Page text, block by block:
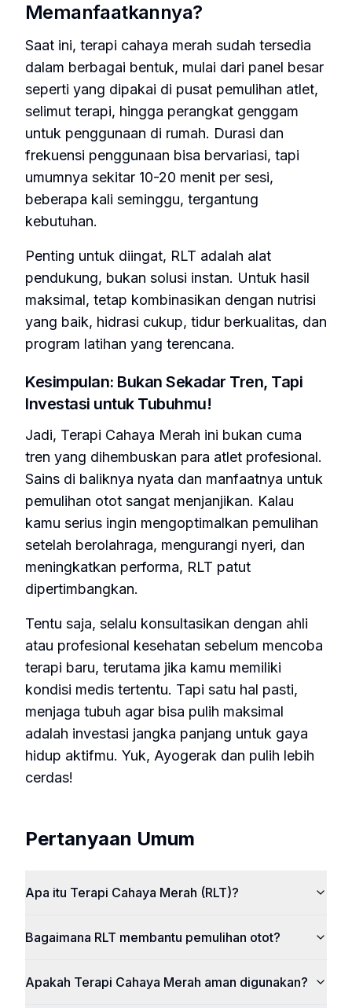
Memanfaatkannya?
Saat ini, terapi cahaya merah sudah tersedia
dalam berbagai bentuk, mulai dari panel besar
seperti yang dipakai di pusat pemulihan atlet,
selimut terapi, hingga perangkat genggam
untuk penggunaan di rumah. Durasi dan
frekuensi penggunaan bisa bervariasi, tapi
umumnya sekitar 10-20 menit per sesi,
beberapa kali seminggu, tergantung
kebutuhan.
Penting untuk diingat, RLT adalah alat
pendukung, bukan solusi instan. Untuk hasil
maksimal, tetap kombinasikan dengan nutrisi
yang baik, hidrasi cukup, tidur berkualitas, dan
program latihan yang terencana.
Kesimpulan: Bukan Sekadar Tren, Tapi
Investasi untuk Tubuhmu!
Jadi, Terapi Cahaya Merah ini bukan cuma
tren yang dihembuskan para atlet profesional.
Sains di baliknya nyata dan manfaatnya untuk
pemulihan otot sangat menjanjikan. Kalau
kamu serius ingin mengoptimalkan pemulihan
setelah berolahraga, mengurangi nyeri, dan
meningkatkan performa, RLT patut
dipertimbangkan.
Tentu saja, selalu konsultasikan dengan ahli
atau profesional kesehatan sebelum mencoba
terapi baru, terutama jika kamu memiliki
kondisi medis tertentu. Tapi satu hal pasti,
menjaga tubuh agar bisa pulih maksimal
adalah investasi jangka panjang untuk gaya
hidup aktifmu. Yuk, Ayogerak dan pulih lebih
cerdas!
Pertanyaan Umum
Apa itu Terapi Cahaya Merah (RLT)?
Bagaimana RLT membantu pemulihan otot?
Apakah Terapi Cahaya Merah aman digunakan?